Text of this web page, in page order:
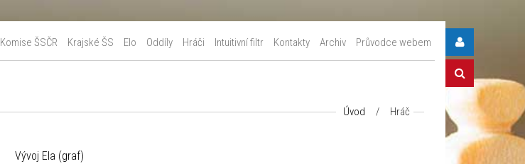
Komise ŠSČR Krajské ŠS Elo Oddíly Hráči Intuitivní filtr Kontakty Archiv Průvodce webem
Úvod / Hráč
Vývoj Ela (graf)